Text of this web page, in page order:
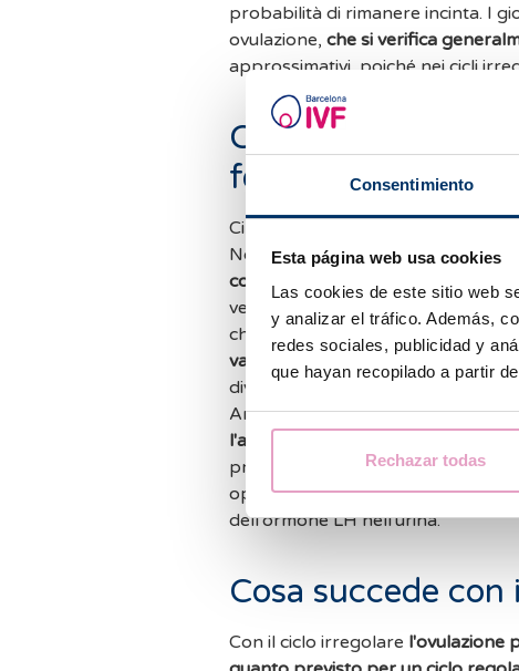
Consentimiento
Esta página web usa cookies
Las cookies de este sitio web
y analizar el tráfico. Además,
redes sociales, publicidad y
que hayan recopilado a partir
Rechazar todas
probabilità di rimanere incinta. I
ovulazione, che si verifica
approssimativi, poiché nei cicli
Come posso
fertile?
Ci sono diverse modalità per
Normalmente, i livelli ormonali
corporea basale
tra 0,4 ºC e 1
verifica 2 o 3 giorni dopo i giorni
che ci fornisce ulteriori
vaginale e del muco cervicale. Nei
diventa trasparente e abbondante
Anche ilturgore e la sensibilità
l'aumento della libido
precisi al 100%, quindi se vuoi
optare per deitest di ovulazione,
dell'ormone LH nell'urina.
Cosa succede
Con il ciclo irregolare l'ovulazione